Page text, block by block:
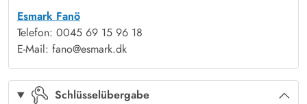
auf ihre Kosten. Auf gut ausgebauten Wegen könnt ihr die
ganze Insel erkunden.
Esmark Fanö
Telefon: 0045 69 15 96 18
E-Mail: fano@esmark.dk
Schlüsselübergabe